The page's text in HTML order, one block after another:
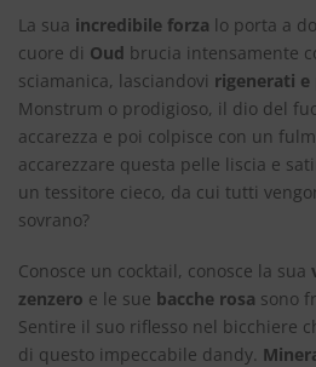
La sua incredibile forza lo porta a
cuore di Oud brucia intensamente
sciamanica, lasciandovi rigenerati
Monstrum o prodigioso, il dio del
accarezza e poi colpisce con un
accarezzare questa pelle liscia e
un tessitore cieco, da cui tutti
sovrano?
Conosce un cocktail, conosce la sua
zenzero e le sue bacche rosa sono
Sentire il suo riflesso nel bicchiere
di questo impeccabile dandy.